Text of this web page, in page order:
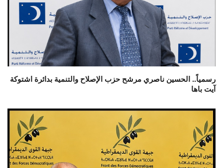
رسمياً.. الحسين ناصري مرشح حزب الإصلاح والتنمية بدائرة اشتوكة
آيت باها